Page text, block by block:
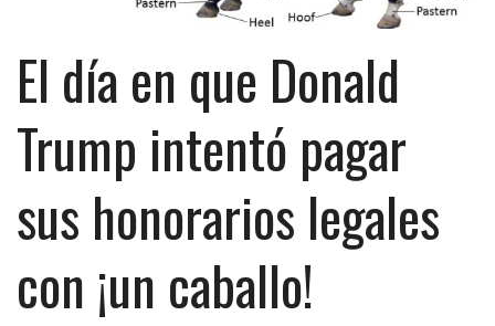
El día en que Donald
Trump intentó pagar
sus honorarios legales
con ¡un caballo!